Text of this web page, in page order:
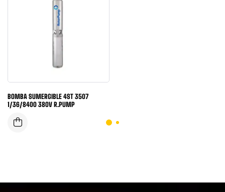
BOMBA SUMERGIBLE 4ST 3507
1/36/8400 380V R.PUMP